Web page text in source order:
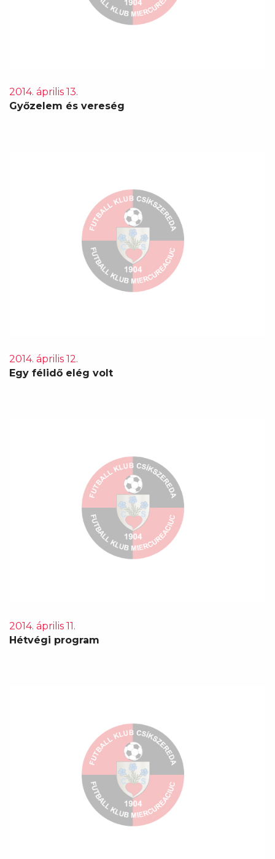
2014. április 13.
Győzelem és vereség
2014. április 12.
Egy félidő elég volt
2014. április 11.
Hétvégi program